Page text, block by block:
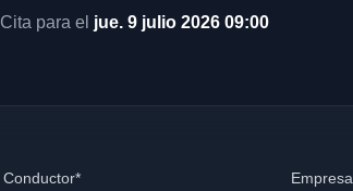
Cita para el jue. 9 julio 2026 09:00
Conductor* Empresa